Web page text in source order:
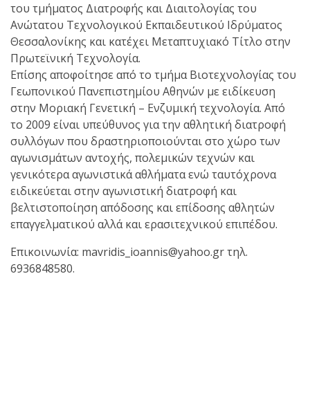
του τμήματος Διατροφής και Διαιτολογίας του
Ανώτατου Τεχνολογικού Εκπαιδευτικού Ιδρύματος
Θεσσαλονίκης και κατέχει Μεταπτυχιακό Τίτλο στην
Πρωτεϊνική Τεχνολογία.
Επίσης αποφοίτησε από το τμήμα Βιοτεχνολογίας του
Γεωπονικού Πανεπιστημίου Αθηνών με ειδίκευση
στην Μοριακή Γενετική – Ενζυμική τεχνολογία. Από
το 2009 είναι υπεύθυνος για την αθλητική διατροφή
συλλόγων που δραστηριοποιούνται στο χώρο των
αγωνισμάτων αντοχής, πολεμικών τεχνών και
γενικότερα αγωνιστικά αθλήματα ενώ ταυτόχρονα
ειδικεύεται στην αγωνιστική διατροφή και
βελτιστοποίηση απόδοσης και επίδοσης αθλητών
επαγγελματικού αλλά και ερασιτεχνικού επιπέδου.
Επικοινωνία: mavridis_ioannis@yahoo.gr τηλ.
6936848580.